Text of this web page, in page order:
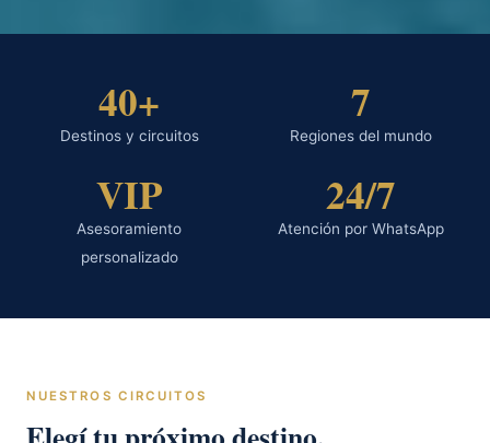
40+
Destinos y circuitos
7
Regiones del mundo
VIP
Asesoramiento
personalizado
24/7
Atención por WhatsApp
NUESTROS CIRCUITOS